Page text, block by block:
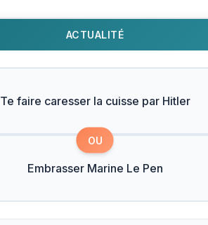
ACTUALITÉ
Te faire caresser la cuisse par Hitler
OU
Embrasser Marine Le Pen